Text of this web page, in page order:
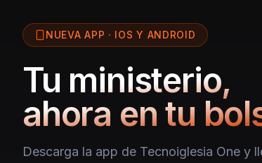
NUEVA APP · IOS Y ANDROID
Tu ministerio,
ahora en tu
Descarga la app de Tecnoiglesia One y